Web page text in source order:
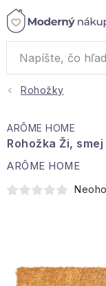
Prejsť
obsah
Akcie a výpredaj
Darčeky
Bytové vône
Domácnosť
Rohožky
ARÔME HOME
Rohožka Ži,
ARÔME HOME